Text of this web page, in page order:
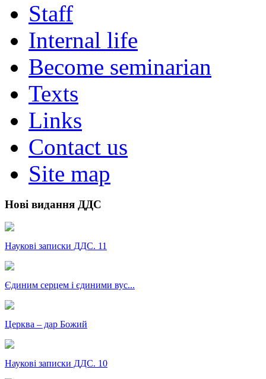
Staff
Internal life
Become seminarian
Texts
Links
Contact us
Site map
Нові видання ДДС
Наукові записки ДДС. 11
Єдиним серцем і єдиними вус...
Церква – дар Божий
Наукові записки ДДС. 10